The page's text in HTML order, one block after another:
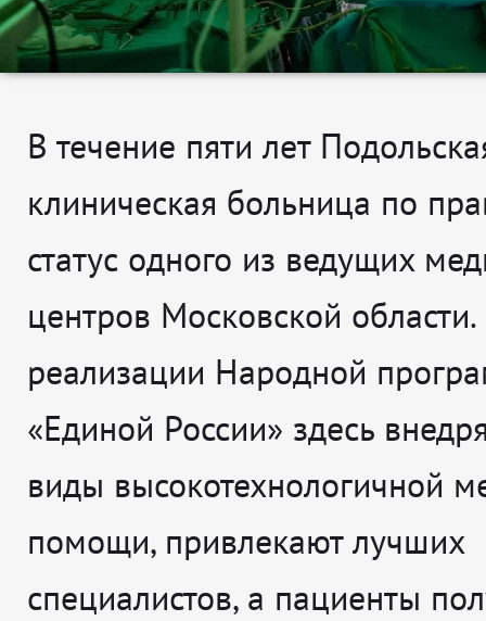
В течение пяти лет
клиническая больница по
статус одного из ведущих
центров Московской
реализации Народной
«Единой России» здесь
виды высокотехнологичной
помощи, привлекают лучших
специалистов, а пациенты